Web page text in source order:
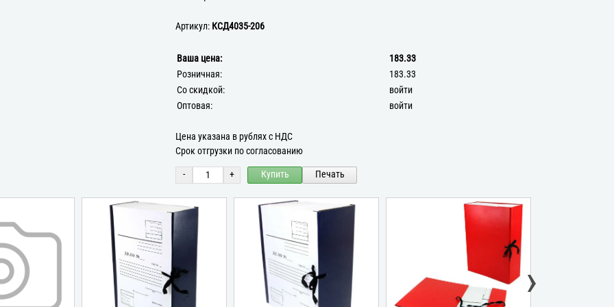
Артикул: КСД4035-206
Ваша цена:
183.33
Розничная:
183.33
Со скидкой:
войти
Оптовая:
войти
Цена указана в рублях с НДС
Срок отгрузки по согласованию
- + Купить Печать
›